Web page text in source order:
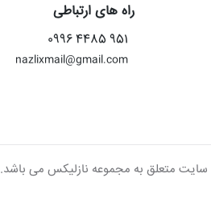
راه های ارتباطی
951 4485 0996
nazlixmail@gmail.com
متعلق به مجموعه نازلیکس می باشد.